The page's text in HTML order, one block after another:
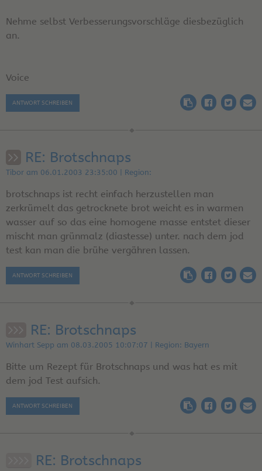
Nehme selbst Verbesserungsvorschläge diesbezüglich
an.
Voice
ANTWORT SCHREIBEN
RE: Brotschnaps
Tibor am 06.01.2003 23:35:00 | Region:
brotschnaps ist recht einfach herzustellen man
zerkrümelt das getrocknete brot weicht es in warmen
wasser auf so das eine homogene masse entstet dieser
mischt man grünmalz (diastesse) unter. nach dem jod
test kan man die brühe vergähren lassen.
ANTWORT SCHREIBEN
RE: Brotschnaps
Winhart Sepp am 08.03.2005 10:07:07 | Region: Bayern
Bitte um Rezept für Brotschnaps und was hat es mit
dem jod Test aufsich.
ANTWORT SCHREIBEN
RE: Brotschnaps